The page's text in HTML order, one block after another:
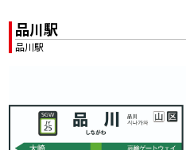
品川駅
品川駅